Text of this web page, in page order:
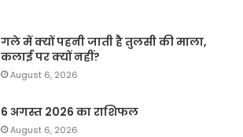
गले में क्यों पहनी जाती है तुलसी की माला,
कलाई पर क्यों नहीं?
August 6, 2026
6 अगस्त 2026 का राशिफल
August 6, 2026